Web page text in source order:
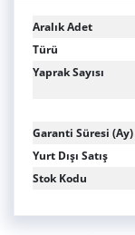
Aralık Adet
Türü
Yaprak Sayısı
Garanti Süresi (Ay)
Yurt Dışı Satış
Stok Kodu